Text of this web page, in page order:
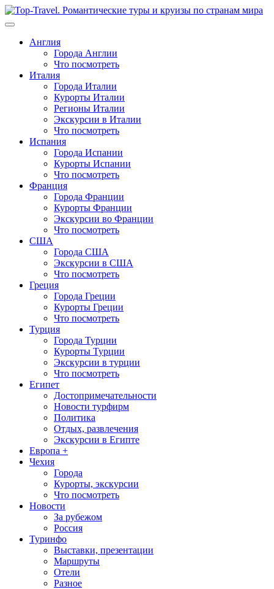
Перейти
к
Англия
Города Англии
Что посмотреть
Италия
Города Италии
Курорты Италии
Регионы Италии
Экскурсии в Италии
Что посмотреть
Испания
Города Испании
Курорты Испании
Что посмотреть
Франция
Города Франции
Курорты Франции
Экскурсии во Франции
Что посмотреть
США
Города США
Экскурсии в США
Что посмотреть
Греция
Города Греции
Курорты Греции
Что посмотреть
Турция
Города Турции
Курорты Турции
Экскурсии в турции
Что посмотреть
Египет
Достопримечательности
Новости турфирм
Политика
Отдых, развлечения
Экскурсии в Египте
Европа +
Чехия
Города
Курорты, экскурсии
Что посмотреть
Новости
За рубежом
Россия
Туринфо
Выставки, презентации
Маршруты
Отели
Разное